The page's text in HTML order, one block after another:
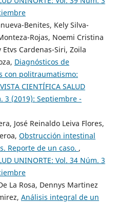
Benites, Kely Silva-
Rojas, Noemi Cristina
Cardenas-Siri, Zoila
Diagnósticos de
con politraumatismo:
CIENTÍFICA SALUD
3 (2019): Septiembre -
José Reinaldo Leiva Flores,
Obstrucción intestinal
Reporte de un caso. ,
UNINORTE: Vol. 34 Núm. 3
La Rosa, Dennys Martinez
Análisis integral de un